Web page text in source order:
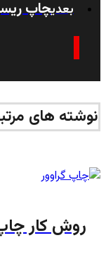
بعدیچاپ
نوشته های
روش کار